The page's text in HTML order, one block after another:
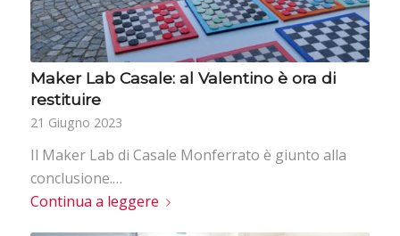
Maker Lab Casale: al Valentino è ora di
restituire
21 Giugno 2023
Il Maker Lab di Casale Monferrato è giunto alla
conclusione.…
Continua a leggere